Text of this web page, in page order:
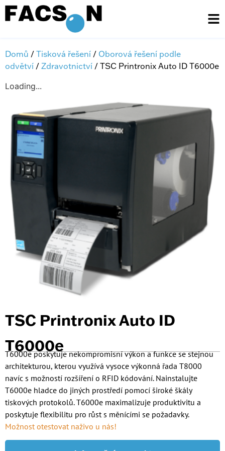
Domů /Tisková řešení / Oborová řešení podle
odvětví /Zdravotnictví / TSC Printronix Auto ID T6000e
Loading...
TSC Printronix Auto ID
T6000e
T6000e poskytuje nekompromisní výkon a funkce se stejnou
architekturou, kterou využívá vysoce výkonná řada T8000
navíc s možností rozšíření o RFID kódování. Nainstalujte
T6000e hladce do jiných prostředí pomocí široké škály
tiskových protokolů. T6000e maximalizuje produktivitu a
poskytuje flexibilitu pro růst s měnícími se požadavky.
Možnost otestovat naživo u nás!